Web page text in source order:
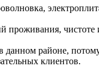
проживания, чистоте
районе,
клиентов.